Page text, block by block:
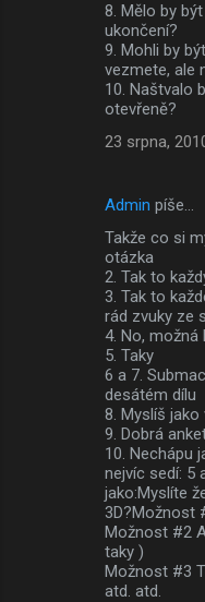
8. Mělo by
ukončení?
9. Mohli by
vezmete, ale
10. Naštvalo
otevřeně?
23 srpna,
Admin píše…
Takže co si
otázka
2. Tak to
3. Tak to
rád zvuky ze
4. No, možná
5. Taky
6 a 7.
desátém dílu
8. Myslíš jako
9. Dobrá
10. Nechápu
nejvíc sedí: 5
jako:Myslíte
3D?Možnost
Možnost #2
taky )
Možnost #3
atd. atd.